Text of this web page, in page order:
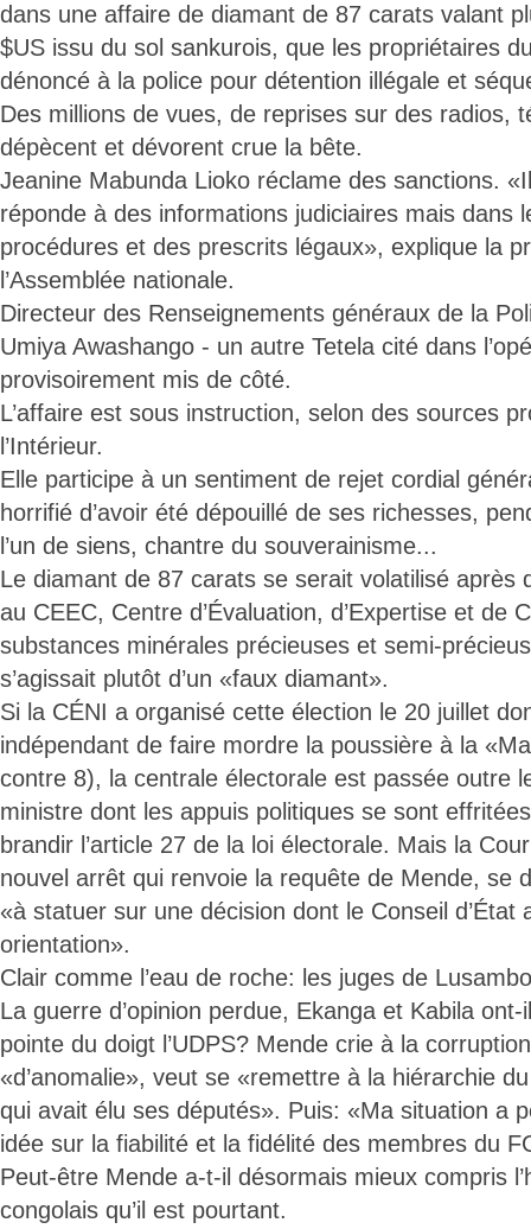
dans une affaire de diamant de 87 carats valant
$US issu du sol sankurois, que les propriétaires
dénoncé à la police pour détention illégale et
Des millions de vues, de reprises sur des radios,
dépècent et dévorent crue la bête.
Jeanine Mabunda Lioko réclame des sanctions.
réponde à des informations judiciaires mais dans
procédures et des prescrits légaux», explique la
l’Assemblée nationale.
Directeur des Renseignements généraux de la
Umiya Awashango - un autre Tetela cité dans
provisoirement mis de côté.
L’affaire est sous instruction, selon des sources
l’Intérieur.
Elle participe à un sentiment de rejet cordial
horrifié d’avoir été dépouillé de ses richesses,
l’un de siens, chantre du souverainisme...
Le diamant de 87 carats se serait volatilisé après
au CEEC, Centre d’Évaluation, d’Expertise et de
substances minérales précieuses et semi-
s’agissait plutôt d’un «faux diamant».
Si la CÉNI a organisé cette élection le 20 juillet
indépendant de faire mordre la poussière à la
contre 8), la centrale électorale est passée outre
ministre dont les appuis politiques se sont
brandir l’article 27 de la loi électorale. Mais la
nouvel arrêt qui renvoie la requête de Mende, se
«à statuer sur une décision dont le Conseil d’État
orientation».
Clair comme l’eau de roche: les juges de
La guerre d’opinion perdue, Ekanga et Kabila
pointe du doigt l’UDPS? Mende crie à la
«d’anomalie», veut se «remettre à la hiérarchie
qui avait élu ses députés». Puis: «Ma situation a
idée sur la fiabilité et la fidélité des membres du
Peut-être Mende a-t-il désormais mieux compris
congolais qu’il est pourtant.